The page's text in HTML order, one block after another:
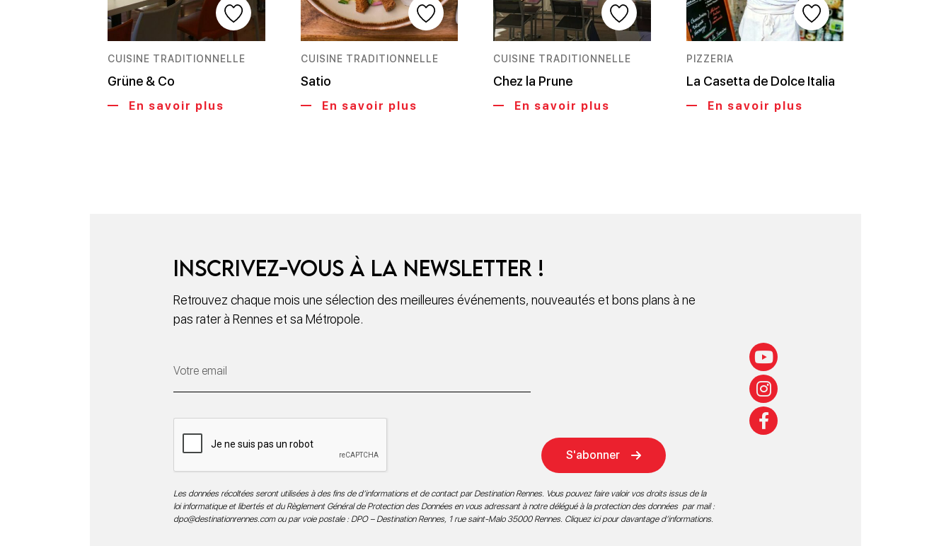
CUISINE TRADITIONNELLE
Grüne & Co
En savoir plus
CUISINE TRADITIONNELLE
Satio
En savoir plus
CUISINE TRADITIONNELLE
Chez la Prune
En savoir plus
PIZZERIA
La Casetta de Dolce Italia
En savoir plus
Inscrivez-vous à la newsletter !
Retrouvez chaque mois une sélection des meilleures événements, nouveautés et bons plans à ne
pas rater à Rennes et sa Métropole.
S'abonner
Les données récoltées seront utilisées à des fins de d’informations et de contact par Destination Rennes. Vous pouvez faire valoir vos droits issus de la
loi informatique et libertés et du Règlement Général de Protection des Données en vous adressant à notre délégué à la protection des données par mail :
dpo@destinationrennes.comou par voie postale : DPO – Destination Rennes, 1 rue saint-Malo 35000 Rennes. Cliquez ici pour davantage d’informations.